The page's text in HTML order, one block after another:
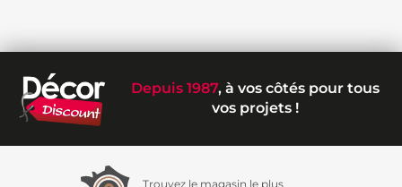
Depuis 1987, à vos côtés pour tous
vos projets !
Trouvez le magasin le plus